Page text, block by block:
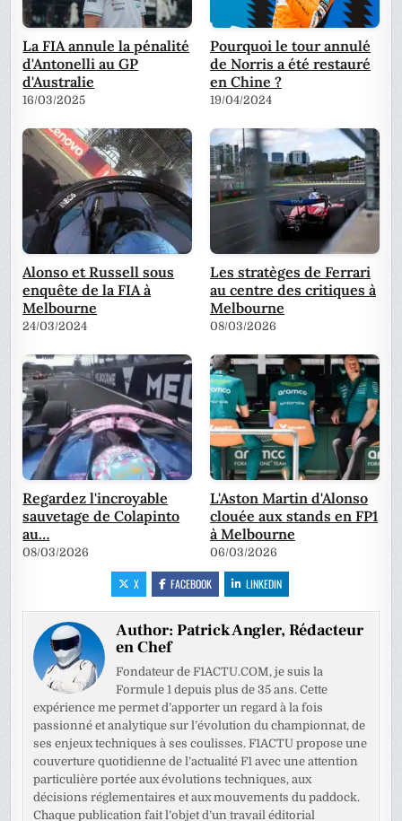
La FIA annule la pénalité
d'Antonelli au GP
d'Australie
16/03/2025
Pourquoi le tour annulé
de Norris a été restauré
en Chine ?
19/04/2024
Alonso et Russell sous
enquête de la FIA à
Melbourne
24/03/2024
Les stratèges de Ferrari
au centre des critiques à
Melbourne
08/03/2026
Regardez l'incroyable
sauvetage de Colapinto
au…
08/03/2026
L'Aston Martin d'Alonso
clouée aux stands en FP1
à Melbourne
06/03/2026
X FACEBOOK LINKEDIN
Author:Patrick Angler, Rédacteur
en Chef
Fondateur de F1ACTU.COM, je suis la
Formule 1 depuis plus de 35 ans. Cette
expérience me permet d’apporter un regard à la fois
passionné et analytique sur l’évolution du championnat, de
ses enjeux techniques à ses coulisses. F1ACTU propose une
couverture quotidienne de l’actualité F1 avec une attention
particulière portée aux évolutions techniques, aux
décisions réglementaires et aux mouvements du paddock.
Chaque publication fait l’objet d’un travail éditorial